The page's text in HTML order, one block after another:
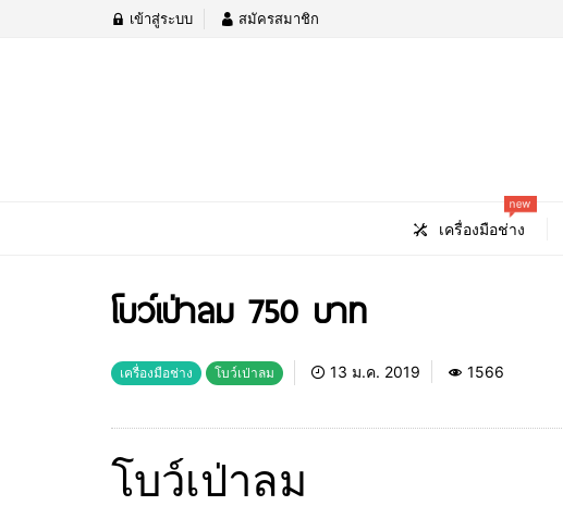
เข้าสู่ระบบ สมัครสมาชิก
เครื่องมือช่าง
new
โบว์เป่าลม 750 บาท
เครื่องมือช่าง โบว์เป่าลม 13 ม.ค. 2019 1566
โบว์เป่าลม